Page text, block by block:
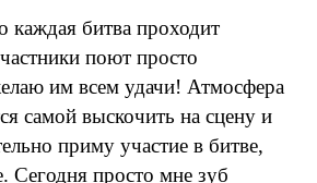
битва проходит
поют просто
им всем удачи! Атмосфера
самой выскочить на сцену и
приму участие в битве,
Сегодня просто мне зуб